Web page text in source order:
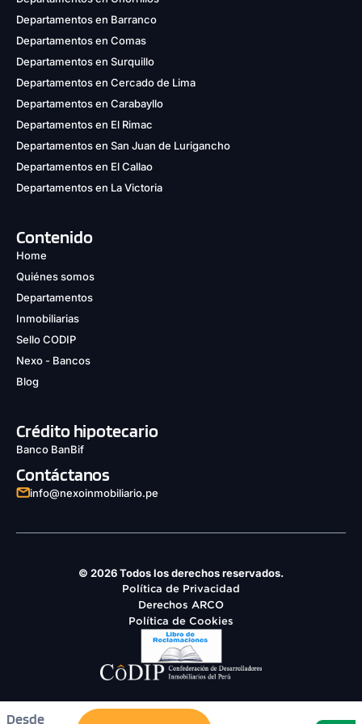
Desde
Departamentos en Barranco
Departamentos en Comas
Departamentos en Surquillo
Departamentos en Cercado de Lima
Departamentos en Carabayllo
Departamentos en El Rimac
Departamentos en San Juan de Lurigancho
Departamentos en El Callao
Departamentos en La Victoria
Contenido
Home
Quiénes somos
Departamentos
Inmobiliarias
Sello CODIP
Nexo - Bancos
Blog
Crédito hipotecario
Banco BanBif
Contáctanos
info@nexoinmobiliario.pe
© 2026 Todos los derechos reservados.
Política de Privacidad
Derechos ARCO
Política de Cookies